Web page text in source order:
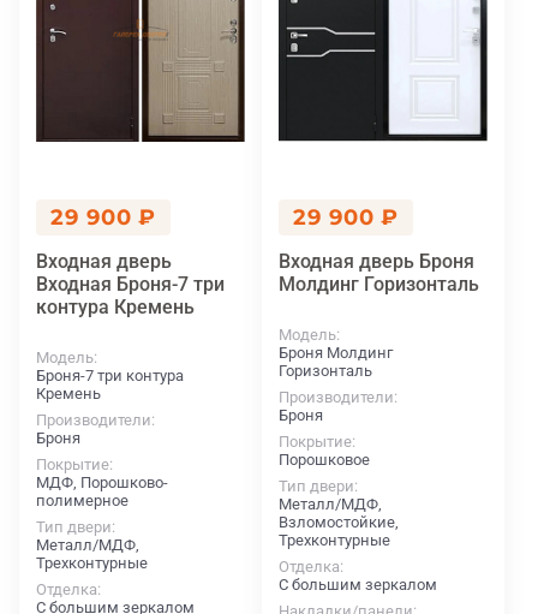
29 900 ₽
Входная дверь
Входная Броня-7 три
контура Кремень
Модель
Броня-7 три контура
Кремень
Производители
Броня
Покрытие
МДФ, Порошково-
полимерное
Тип двери
Металл/МДФ,
Трехконтурные
Отделка
С большим зеркалом
29 900 ₽
Входная дверь Броня
Молдинг Горизонталь
Модель
Броня Молдинг
Горизонталь
Производители
Броня
Покрытие
Порошковое
Тип двери
Металл/МДФ,
Взломостойкие,
Трехконтурные
Отделка
С большим зеркалом